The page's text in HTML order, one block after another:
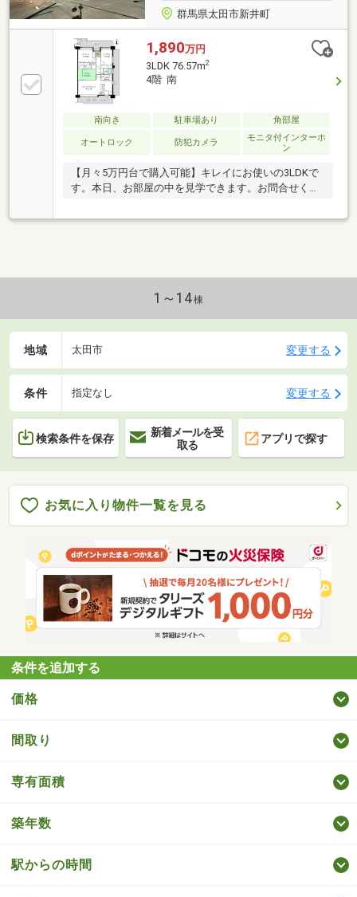
群馬県太田市新井町
1,890万円
3LDK 76.57m2
4階 南
南向き 駐車場あり 角部屋
オートロック 防犯カメラ
モニタ付インターホ
ン
【月々5万円台で購入可能】キレイにお使いの3LDKで
す。本日、お部屋の中を見学できます。お問合せくだ
1～14棟
地域 太田市 変更する
条件 指定なし 変更する
検索条件を保存
新着メールを受
取る
アプリで探す
お気に入り物件一覧を見る
条件を追加する
価格
間取り
専有面積
築年数
駅からの時間